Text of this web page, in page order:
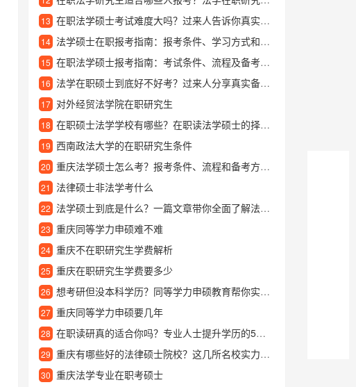
13 在职法学硕士考试难度大吗？过来人告诉你真实情况
14 法学硕士在职报考指南：报考条件、学习方式和职业发展前景解析
15 在职法学硕士报考指南：考试条件、流程及备考方法全解析
16 法学在职硕士到底好不好考？过来人分享真实备考经验
17 对外经贸法学院在职研究生
18 在职硕士法学学校有哪些？在职读法学硕士的择校指南
19 西南政法大学的在职研究生条件
20 重庆法学硕士怎么考？报考条件、流程和备考方法全解析
21 法律硕士非法学考什么
22 法学硕士到底是什么？一篇文章带你全面了解法学硕士
23 重庆同等学力申硕难不难
24 重庆不在职研究生学费解析
25 重庆在职研究生学费要多少
26 想考研但没本科学历？同等学力申硕教育帮你实现深造梦想
27 重庆同等学力申硕要几年
28 在职读研真的适合你吗？专业人士提升学历的5个关键考量
29 重庆有哪些好的法律硕士院校？这几所名校实力强劲
30 重庆法学专业在职考硕士